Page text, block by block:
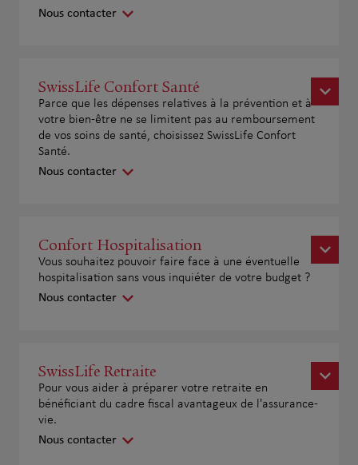
Nous contacter
SwissLife Confort Santé
Parce que les dépenses relatives à la prévention et à
votre bien-être ne se limitent pas au remboursement
de vos soins de santé, choisissez SwissLife Confort
Santé.
Nous contacter
Confort Hospitalisation
Vous souhaitez pouvoir faire face à une éventuelle
hospitalisation sans vous inquiéter de votre budget ?
Nous contacter
SwissLife Retraite
Pour vous aider à préparer votre retraite en
bénéficiant du cadre fiscal avantageux de l'assurance-
vie.
Nous contacter